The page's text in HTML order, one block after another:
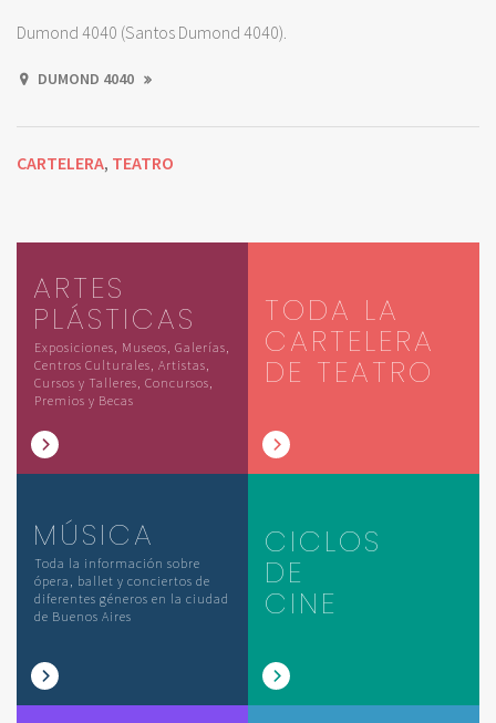
Dumond 4040 (Santos Dumond 4040).
DUMOND 4040
CARTELERA, TEATRO
ARTES
PLÁSTICAS
Exposiciones, Museos, Galerías,
Centros Culturales, Artistas,
Cursos y Talleres, Concursos,
Premios y Becas
TODA LA
CARTELERA
DE TEATRO
MÚSICA
Toda la información sobre
ópera, ballet y conciertos de
diferentes géneros en la ciudad
de Buenos Aires
CICLOS
DE
CINE